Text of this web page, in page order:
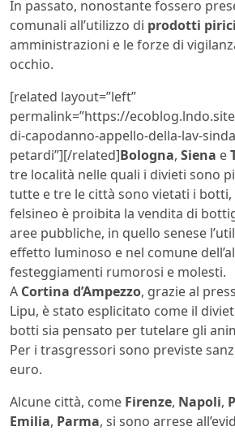
In passato, nonostante fossero
comunali all’utilizzo di prodotti pirici
amministrazioni e le forze di
occhio.
[related layout=”left”
permalink=”https://
di-capodanno-appello-della-lav-
petardi”][/related]Bologna, Siena e
tre località nelle quali i divieti sono
tutte e tre le città sono vietati i
felsineo è proibita la vendita di
aree pubbliche, in quello senese
effetto luminoso e nel comune
festeggiamenti rumorosi e molesti.
A Cortina d’Ampezzo, grazie al
Lipu, è stato esplicitato come il
botti sia pensato per tutelare gli
Per i trasgressori sono previste
euro.
Alcune città, come Firenze, Napoli,
Emilia, Parma, si sono arrese